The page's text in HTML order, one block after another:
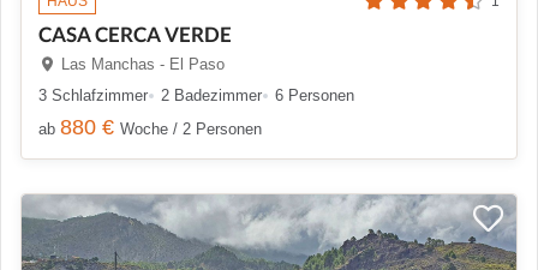
CASA CERCA VERDE
Las Manchas - El Paso
3 Schlafzimmer
2 Badezimmer
6 Personen
ab 880 € Woche / 2 Personen